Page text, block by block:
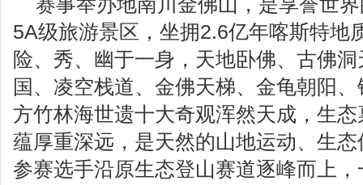
赛事举办地南川金佛山，是享誉世
5A级旅游景区，坐拥2.6亿年喀斯特地
险、秀、幽于一身，天地卧佛、古佛
国、凌空栈道、金佛天梯、金龟朝阳
方竹林海世遗十大奇观浑然天成，生
蕴厚重深远，是天然的山地运动、生
参赛选手沿原生态登山赛道逐峰而上